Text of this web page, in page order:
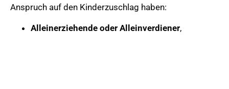
Anspruch auf den Kinderzuschlag haben:
Alleinerziehende oder Alleinverdiener,